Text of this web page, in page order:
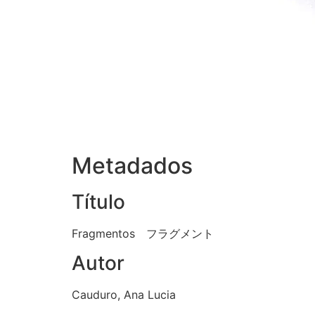
Metadados
Título
Fragmentos フラグメント
Autor
Cauduro, Ana Lucia